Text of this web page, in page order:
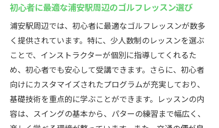
浦安駅でのゴルフレッスン後のおすすめ練
習法
初心者向けゴルフレッスンがあなたのゴルフラ
イフをサポート
浦安駅のゴルフレッスンで基礎をしっかり
学ぶ
初心者でも安心のゴルフライフを始めるた
めに
初心者に最適な浦安駅周辺のゴルフレッスン選び
浦安駅周辺では、初心者に最適なゴルフレッスンが数多
く提供されています。特に、少人数制のレッスンを選ぶ
ことで、インストラクターが個別に指導してくれるた
め、初心者でも安心して受講できます。さらに、初心者
向けにカスタマイズされたプログラムが充実しており、
基礎技術を重点的に学ぶことができます。レッスンの内
容は、スイングの基本から、パターの練習まで幅広く、